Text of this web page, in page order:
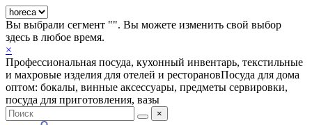
Вы выбрали сегмент "". Вы можете изменить свой выбор
здесь в любое время.
×
Профессиональная посуда, кухонный инвентарь, текстильные
и махровые изделия для отелей и ресторановПосуда для дома
оптом: бокалы, винные аксессуары, предметы сервировки,
посуда для приготовления, вазы
×